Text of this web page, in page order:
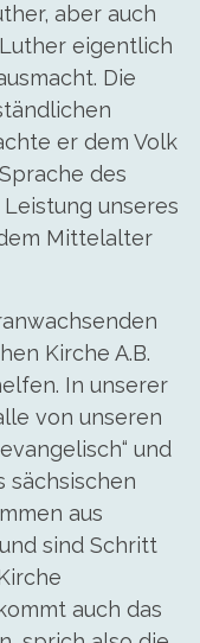
aber auch
eigentlich
Die
er dem Volk
des
unseres
Mittelalter
Kirche A.B.
In unserer
von unseren
und
sächsischen
aus
sind Schritt
auch das